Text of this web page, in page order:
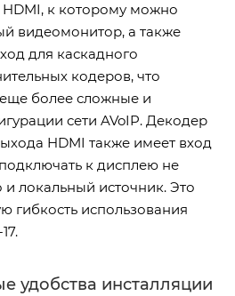
к которому можно
видеомонитор, а также
для каскадного
кодеров, что
еще более сложные и
сети AVoIP. Декодер
HDMI также имеет вход
к дисплею не
локальный источник. Это
гибкость использования
удобства инсталляции